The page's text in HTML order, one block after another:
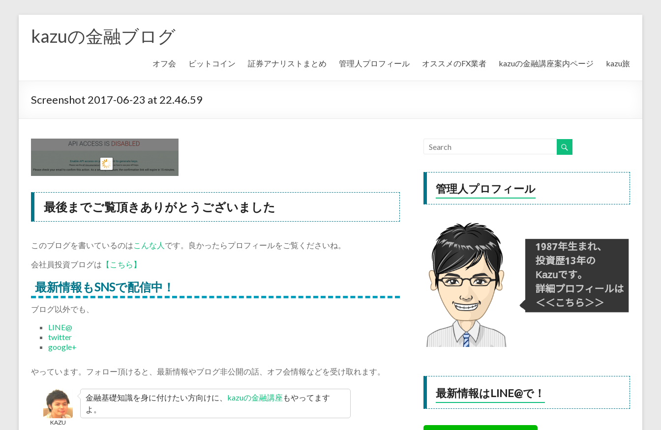
kazuの金融ブログ
オフ会 ビットコイン 証券アナリストまとめ 管理人プロフィール オススメのFX業者 kazuの金融講座案内ページ kazu旅
Screenshot 2017-06-23 at 22.46.59
最後までご覧頂きありがとうございました
このブログを書いているのはこんな人 です。良かったらプロフィールをご覧くださいね。
会社員投資ブログは 【こちら】
最新情報もSNSで配信中！
ブログ以外でも、
LINE@
twitter
google+
やっています。フォロー頂けると、最新情報やブログ非公開の話、オフ会情報などを受け取れます。
KAZU
金融基礎知識を身に付けたい方向けに、 kazuの金融講座 もやってます
よ。
管理人プロフィール
最新情報はLINE@で！